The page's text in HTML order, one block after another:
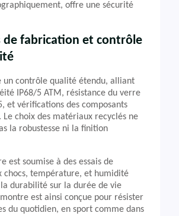
offre une sécurité
de fabrication et contrôle
un contrôle qualité étendu, alliant
IP68/5 ATM, résistance du verre
et vérifications des composants
Le choix des matériaux recyclés ne
la robustesse ni la finition
est soumise à des essais de
chocs, température, et humidité
durabilité sur la durée de vie
est ainsi conçue pour résister
du quotidien, en sport comme dans